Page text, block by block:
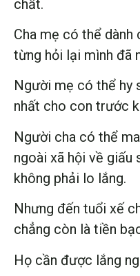
chất.
Cha mẹ có thể
từng hỏi lại mình đã
Người mẹ có thể hy
nhất cho con trước
Người cha có thể
ngoài xã hội về giấu
không phải lo lắng.
Nhưng đến tuổi xế
chẳng còn là tiền
Họ cần được lắng